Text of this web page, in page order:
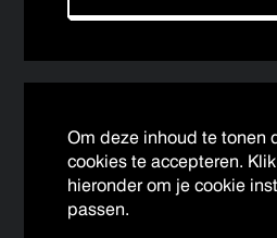
Om deze inhoud te tonen
cookies te accepteren.
hieronder om je cookie
passen.